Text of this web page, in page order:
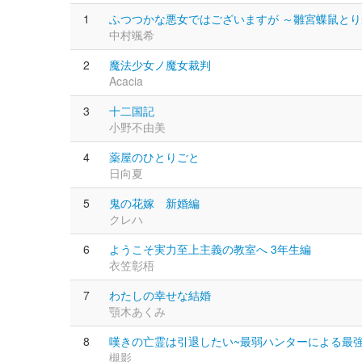
1
ふつつかな悪女ではございますが ～雛宮蝶鼠と
中村颯希
2
魔法少女ノ魔女裁判
Acacia
3
十二国記
小野不由美
4
薬屋のひとりごと
日向夏
5
鬼の花嫁 新婚編
クレハ
6
ようこそ実力至上主義の教室へ 3年生編
衣笠彰梧
7
わたしの幸せな結婚
顎木あくみ
8
嘆きの亡霊は引退したい~最弱ハンターによる最
槻影